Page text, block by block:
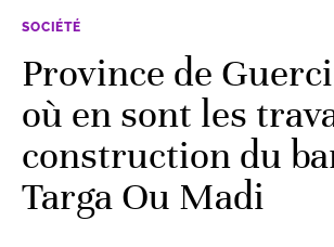
SOCIÉTÉ
Province de
où en sont les
construction du
Targa Ou Madi